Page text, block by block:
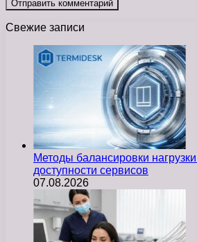
Свежие записи
Методы балансировки
доступности сервисов
07.08.2026